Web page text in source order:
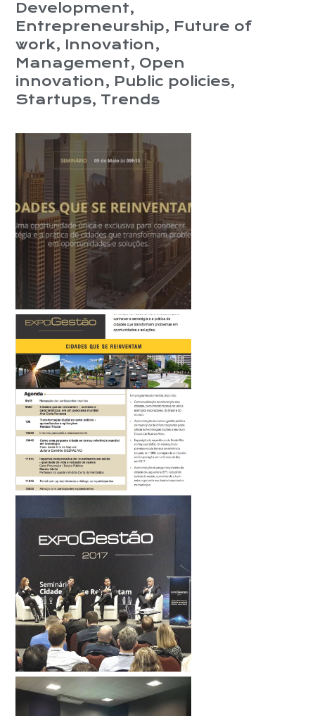
Development,
Entrepreneurship, Future of
work, Innovation,
Management, Open
innovation, Public policies,
Startups, Trends